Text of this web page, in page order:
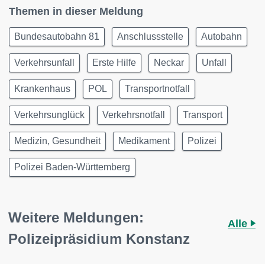
Themen in dieser Meldung
Bundesautobahn 81 Anschlussstelle Autobahn
Verkehrsunfall Erste Hilfe Neckar Unfall
Krankenhaus POL Transportnotfall
Verkehrsunglück Verkehrsnotfall Transport
Medizin, Gesundheit Medikament Polizei
Polizei Baden-Württemberg
Weitere Meldungen:
Polizeipräsidium Konstanz
Alle